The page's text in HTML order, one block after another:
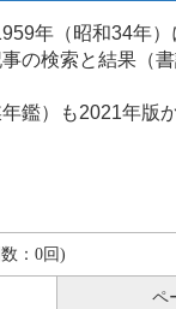
年（昭和34年
の検索と結果（
鑑）も2021年
：0回)
ペ